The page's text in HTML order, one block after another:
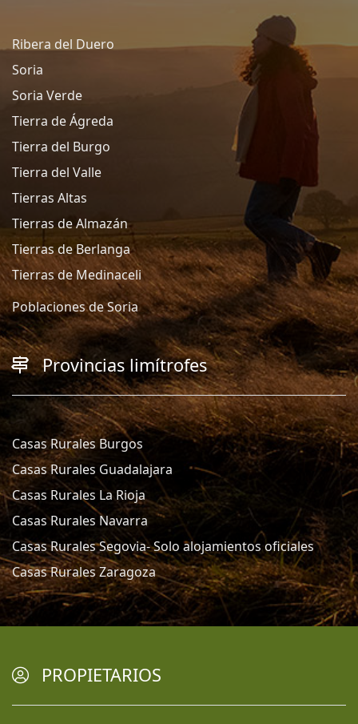
Ribera del Duero
Soria
Soria Verde
Tierra de Ágreda
Tierra del Burgo
Tierra del Valle
Tierras Altas
Tierras de Almazán
Tierras de Berlanga
Tierras de Medinaceli
Poblaciones de Soria
Provincias limítrofes
Casas Rurales Burgos
Casas Rurales Guadalajara
Casas Rurales La Rioja
Casas Rurales Navarra
Casas Rurales Segovia- Solo alojamientos oficiales
Casas Rurales Zaragoza
PROPIETARIOS